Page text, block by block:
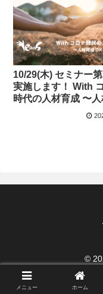
10/29(木) セミナー第
実施します！ With
時代の人材育成 〜人
成DXのすすめ〜#2
©
メニュー ホーム